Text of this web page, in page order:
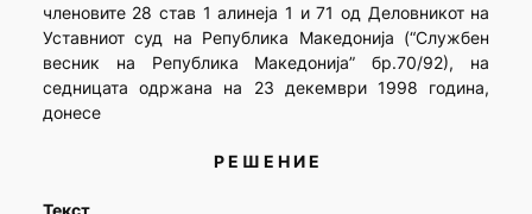
членовите 28 став 1 алинеја 1 и 71 од Деловникот на
Уставниот суд на Република Македонија (“Службен
весник на Република Македонија” бр.70/92), на
седницата одржана на 23 декември 1998 година,
донесе
Р Е Ш Е Н И Е